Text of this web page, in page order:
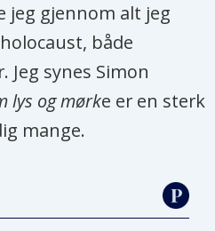
jeg gjennom alt jeg
både
Jeg synes Simon
lys og mørke er en sterk
mange.